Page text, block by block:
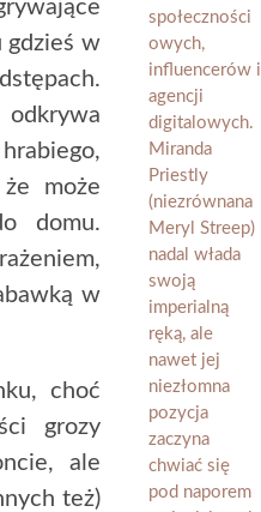
gdzieś w
może
domu.
w
choć
grozy
ale
też)